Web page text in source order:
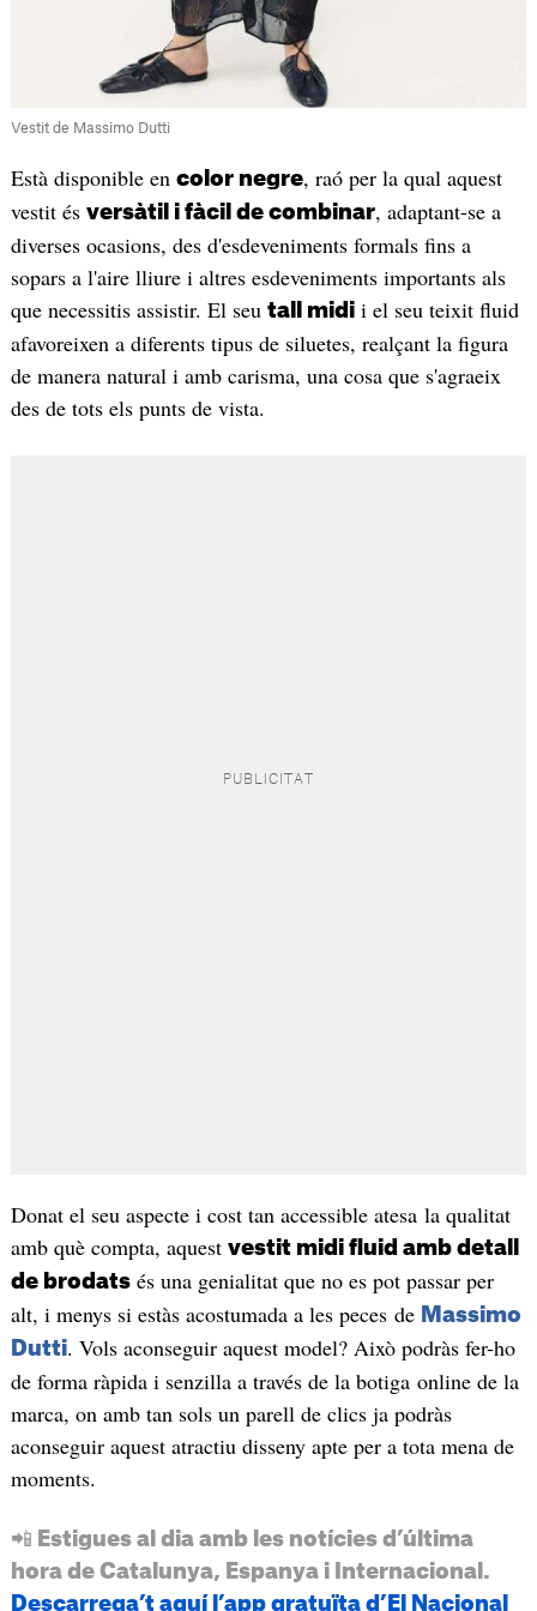
Vestit de Massimo Dutti
Està disponible en color negre, raó per la qual aquest
vestit és versàtil i fàcil de combinar, adaptant-se a
diverses ocasions, des d'esdeveniments formals fins a
sopars a l'aire lliure i altres esdeveniments importants als
que necessitis assistir. El seu tall midii el seu teixit fluid
afavoreixen a diferents tipus de siluetes, realçant la figura
de manera natural i amb carisma, una cosa que s'agraeix
des de tots els punts de vista.
Donat el seu aspecte i cost tan accessible atesa la qualitat
amb què compta, aquest vestit midi fluid amb detall
de brodatsés una genialitat que no es pot passar per
alt, i menys si estàs acostumada a les peces de Massimo
Dutti. Vols aconseguir aquest model? Això podràs fer-ho
de forma ràpida i senzilla a través de la botiga online de la
marca, on amb tan sols un parell de clics ja podràs
aconseguir aquest atractiu disseny apte per a tota mena de
moments.
📲 Estigues al dia amb les notícies d’última
hora de Catalunya, Espanya i Internacional.
Descarrega’t aquí l’app gratuïta d’El Nacional